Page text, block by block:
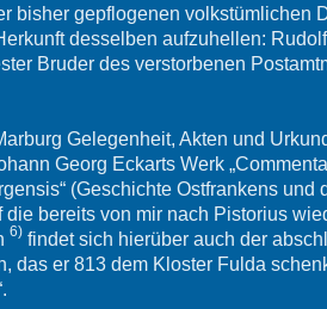
bisher gepflogenen volkstümlichen
desselben aufzuhellen:
Bruder des verstorbenen
Gelegenheit, Akten und
Georg Eckarts Werk
(Geschichte Ostfrankens und
bereits von mir nach Pistorius
6)findet sich hierüber auch der
das er 813 dem Kloster Fulda